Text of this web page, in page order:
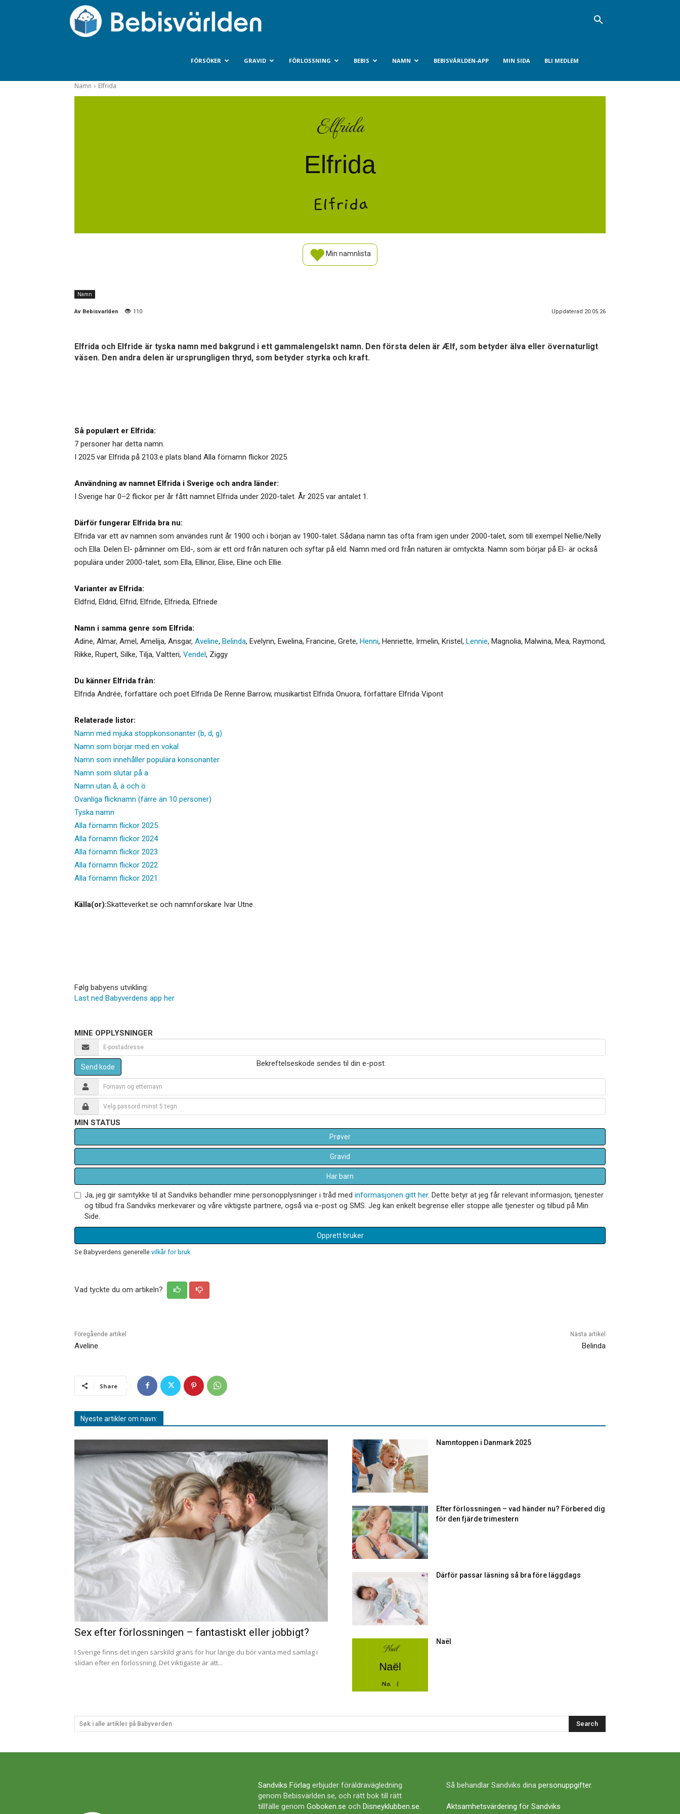
FÖRSÖKER GRAVID FÖRLOSSNING BEBIS NAMN BEBISVÄRLDEN-APP MIN SIDA BLI MEDLEM
Namn Elfrida
Elfrida
Elfrida
Elfrida
Min namnlista
Namn
Av Bebisvarlden 110 Uppdaterad 20.05.26
Elfrida och Elfride är tyska namn med bakgrund i ett gammalengelskt namn. Den första delen är Ælf, som betyder älva eller övernaturligt
väsen. Den andra delen är ursprungligen thryd, som betyder styrka och kraft.
Så populært er Elfrida:
7 personer har detta namn.
I 2025 var Elfrida på 2103:e plats bland Alla förnamn flickor 2025.
Användning av namnet Elfrida i Sverige och andra länder:
I Sverige har 0–2 flickor per år fått namnet Elfrida under 2020-talet. År 2025 var antalet 1.
Därför fungerar Elfrida bra nu:
Elfrida var ett av namnen som användes runt år 1900 och i början av 1900-talet. Sådana namn tas ofta fram igen under 2000-talet, som till exempel Nellie/Nelly
och Ella. Delen El- påminner om Eld-, som är ett ord från naturen och syftar på eld. Namn med ord från naturen är omtyckta. Namn som börjar på El- är också
populära under 2000-talet, som Ella, Ellinor, Elise, Eline och Ellie.
Varianter av Elfrida:
Eldfrid, Eldrid, Elfrid, Elfride, Elfrieda, Elfriede
Namn i samma genre som Elfrida:
Adine, Almar, Amel, Amelija, Ansgar, Aveline, Belinda, Evelynn, Ewelina, Francine, Grete, Henni, Henriette, Irmelin, Kristel, Lennie, Magnolia, Malwina, Mea, Raymond,
Rikke, Rupert, Silke, Tilja, Valtteri, Vendel, Ziggy
Du känner Elfrida från:
Elfrida Andrée, författare och poet Elfrida De Renne Barrow, musikartist Elfrida Onuora, författare Elfrida Vipont
Relaterade listor:
Namn med mjuka stoppkonsonanter (b, d, g)
Namn som börjar med en vokal
Namn som innehåller populära konsonanter
Namn som slutar på a
Namn utan å, ä och ö
Ovanliga flicknamn (färre än 10 personer)
Tyska namn
Alla förnamn flickor 2025
Alla förnamn flickor 2024
Alla förnamn flickor 2023
Alla förnamn flickor 2022
Alla förnamn flickor 2021
Källa(or):Skatteverket.se och namnforskare Ivar Utne.
Følg babyens utvikling:
Last ned Babyverdens app her
MINE OPPLYSNINGER
Send kode Bekreftelseskode sendes til din e-post.
MIN STATUS
Prøver
Gravid
Har barn
Ja, jeg gir samtykke til at Sandviks behandler mine personopplysninger i tråd med informasjonen gitt her. Dette betyr at jeg får relevant informasjon, tjenester
og tilbud fra Sandviks merkevarer og våre viktigste partnere, også via e-post og SMS. Jeg kan enkelt begrense eller stoppe alle tjenester og tilbud på Min
Side.
Opprett bruker
Se Babyverdens generelle vilkår for bruk
Vad tyckte du om artikeln?
Föregående artikel
Aveline
Nästa artikel
Belinda
Share
Nyeste artikler om navn:
Sex efter förlossningen – fantastiskt eller jobbigt?
I Sverige finns det ingen särskild gräns för hur länge du bör vänta med samlag i
slidan efter en förlossning. Det viktigaste är att...
Namntoppen i Danmark 2025
Efter förlossningen – vad händer nu? Förbered dig
för den fjärde trimestern
Därför passar läsning så bra före läggdags
Naël
Søk i alle artikler på Babyverden Search
Sandviks Förlag erbjuder föräldravägledning
genom Bebisvärlden.se, och rätt bok till rätt
tillfälle genom Goboken.se och Disneyklubben.se.
Så behandlar Sandviks dina personuppgifter.
Aktsamhetsvärdering för Sandviks